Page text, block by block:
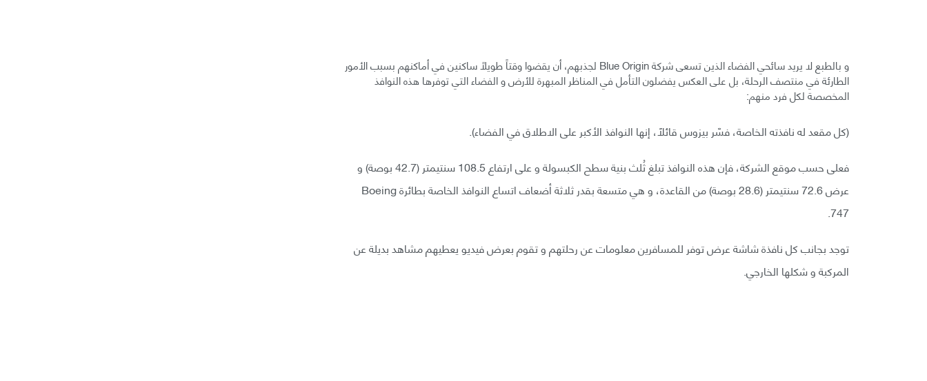
و بالطبع لا يريد سائحي الفضاء الذين تسعى شركة Blue Origin لجذبهم، أن يقضوا وقتاً طويلاً ساكنين في أماكنهم بسبب الأمور
الطارئة في منتصف الرحلة، بل على العكس يفضلون التأمل في المناظر المبهرة للأرض و الفضاء التي توفرها هذه النوافذ
المخصصة لكل فرد منهم:
(كل مقعد له نافذته الخاصة، فسّر بيزوس قائلاً، إنها النوافذ الأكبر على الاطلاق في الفضاء).
فعلى حسب موقع الشركة، فإن هذه النوافذ تبلغ ثُلث بنية سطح الكبسولة و على ارتفاع 108.5 سنتيمتر (42.7 بوصة) و
عرض 72.6 سنتيمتر (28.6 بوصة) من القاعدة، و هي متسعة بقدر ثلاثة أضعاف اتساع النوافذ الخاصة بطائرة Boeing
747.
توجد بجانب كل نافذة شاشة عرض توفر للمسافرين معلومات عن رحلتهم و تقوم بعرض فيديو يعطيهم مشاهد بديلة عن
المركبة و شكلها الخارجي.